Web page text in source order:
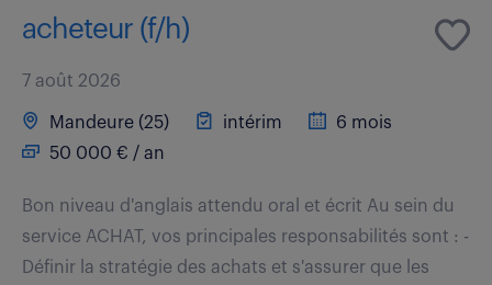
acheteur (f/h)
7 août 2026
Mandeure (25) intérim
6 mois
50 000 € / an
Bon niveau d'anglais attendu oral et écrit Au sein du
service ACHAT, vos principales responsabilités sont : -
Définir la stratégie des achats et s'assurer que les